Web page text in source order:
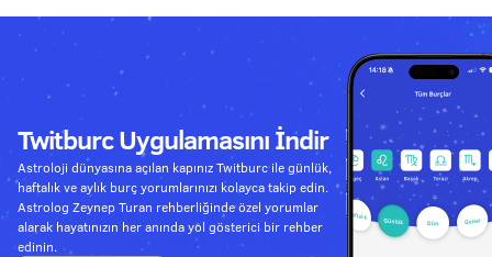
Twitburc Uygulamasını İndir
Astroloji dünyasına açılan kapınız Twitburc ile günlük,
haftalık ve aylık burç yorumlarınızı kolayca takip edin.
Astrolog Zeynep Turan rehberliğinde özel yorumlar
alarak hayatınızın her anında yol gösterici bir rehber
edinin.